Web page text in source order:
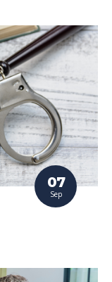
07
Sep